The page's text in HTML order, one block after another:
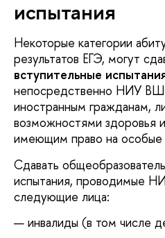
испытания
Некоторые категории
результатов ЕГЭ, могут
вступительные
непосредственно НИУ
иностранным гражданам,
возможностями здоровья
имеющим право на особые
Сдавать
испытания, проводимые
следующие лица:
инвалиды (в том числе